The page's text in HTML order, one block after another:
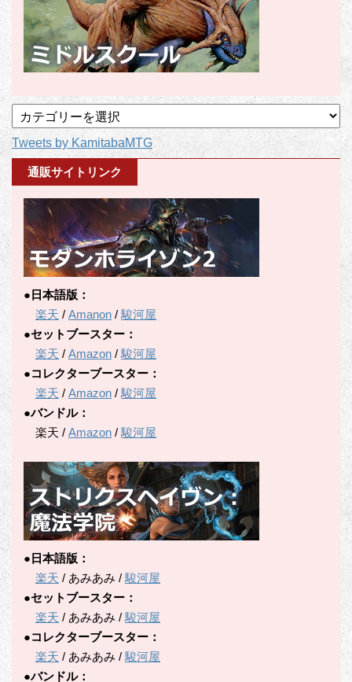
事
カ
テ
Tweets by KamitabaMTG
通販サイトリンク
●日本語版：
楽天 / Amanon /駿河屋
●セットブースター：
楽天 / Amazon /駿河屋
●コレクターブースター：
楽天 / Amazon /駿河屋
●バンドル：
楽天 / Amazon /駿河屋
●日本語版：
楽天 / あみあみ /駿河屋
●セットブースター：
楽天 / あみあみ /駿河屋
●コレクターブースター：
楽天 / あみあみ /駿河屋
●バンドル：